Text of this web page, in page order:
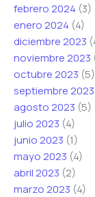
febrero 2024 (3)
enero 2024 (4)
diciembre 2023
noviembre 2023
octubre 2023 (5)
septiembre 2023
agosto 2023 (5)
julio 2023 (4)
junio 2023 (1)
mayo 2023 (4)
abril 2023 (2)
marzo 2023 (4)